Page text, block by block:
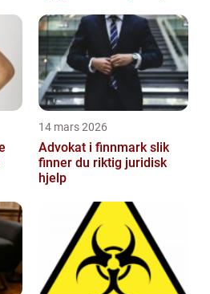
14 mars 2026
Advokat i finnmark slik
finner du riktig juridisk
hjelp